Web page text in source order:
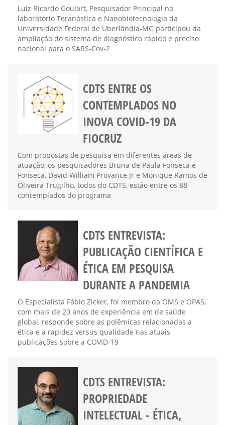
Luiz Ricardo Goulart, Pesquisador Principal no
laboratório Teranóstica e Nanobiotecnologia da
Universidade Federal de Uberlândia-MG participou da
ampliação do sistema de diagnóstico rápido e preciso
nacional para o SARS-Cov-2
CDTS ENTRE OS
CONTEMPLADOS NO
INOVA COVID-19 DA
FIOCRUZ
Com propostas de pesquisa em diferentes áreas de
atuação, os pesquisadores Bruna de Paula Fonseca e
Fonseca, David William Provance Jr e Monique Ramos de
Oliveira Trugilho, todos do CDTS, estão entre os 88
contemplados do programa
CDTS ENTREVISTA:
PUBLICAÇÃO CIENTÍFICA E
ÉTICA EM PESQUISA
DURANTE A PANDEMIA
O Especialista Fábio Zicker, foi membro da OMS e OPAS,
com mais de 20 anos de experiência em de saúde
global, responde sobre as polêmicas relacionadas a
ética e a rapidez versus qualidade nas atuais
publicações sobre a COVID-19
CDTS ENTREVISTA:
PROPRIEDADE
INTELECTUAL - ÉTICA,